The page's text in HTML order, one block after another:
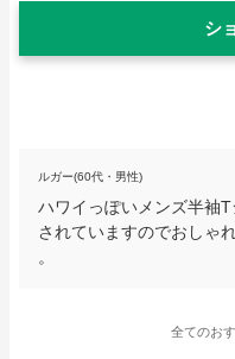
シ
ルガー(60代・男性)
ハワイっぽいメンズ半袖
されていますのでおしゃ
。
全てのお